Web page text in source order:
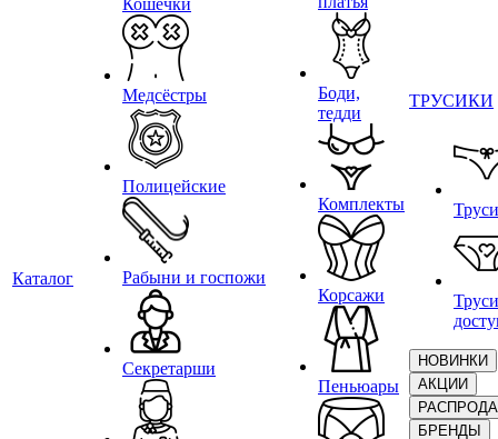
Каталог
Кошечки
Медсёстры
Полицейские
Рабыни и госпожи
Секретарши
Боди,
тедди
Комплекты
Корсажи
Пеньюары
ТРУСИКИ
НОВИНКИ
АКЦИИ
БРЕНДЫ